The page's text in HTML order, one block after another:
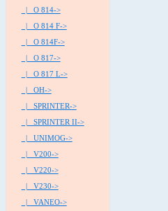
|_ O 814->
|_ O 814 F->
|_ O 814F->
|_ O 817->
|_ O 817 L->
|_ OH->
|_ SPRINTER->
|_ SPRINTER II->
|_ UNIMOG->
|_ V200->
|_ V220->
|_ V230->
|_ VANEO->